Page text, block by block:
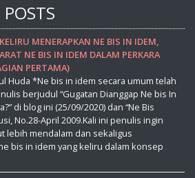
MENERAPKAN NE BIS IN IDEM,
NE BIS IN IDEM DALAM PERKARA
PERTAMA)
Huda *Ne bis in idem secara umum telah
berjudul “Gugatan Dianggap Ne bis In
di blog ini (25/09/2020) dan “Ne Bis
No.28-April 2009.Kali ini penulis ingin
lebih mendalam dan sekaligus
bis in idem yang keliru dalam konsep